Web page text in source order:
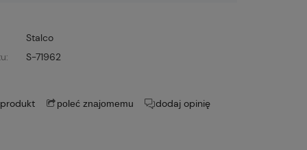
Stalco
S-71962
poleć znajomemu dodaj opinię